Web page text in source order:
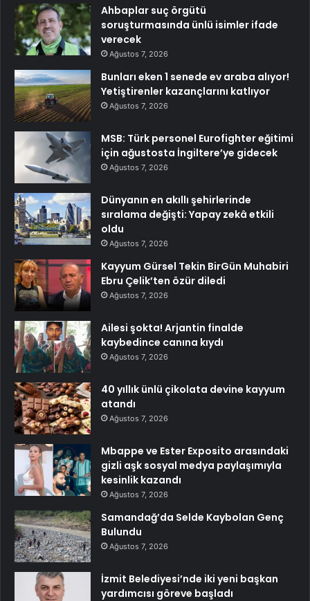
Ahbaplar suç örgütü
soruşturmasında ünlü isimler ifade
verecek
Ağustos 7, 2026
Bunları eken 1 senede ev araba alıyor!
Yetiştirenler kazançlarını katlıyor
Ağustos 7, 2026
MSB: Türk personel Eurofighter eğitimi
için ağustosta İngiltere’ye gidecek
Ağustos 7, 2026
Dünyanın en akıllı şehirlerinde
sıralama değişti: Yapay zekâ etkili
oldu
Ağustos 7, 2026
Kayyum Gürsel Tekin BirGün Muhabiri
Ebru Çelik’ten özür diledi
Ağustos 7, 2026
Ailesi şokta! Arjantin finalde
kaybedince canına kıydı
Ağustos 7, 2026
40 yıllık ünlü çikolata devine kayyum
atandı
Ağustos 7, 2026
Mbappe ve Ester Exposito arasındaki
gizli aşk sosyal medya paylaşımıyla
kesinlik kazandı
Ağustos 7, 2026
Samandağ’da Selde Kaybolan Genç
Bulundu
Ağustos 7, 2026
İzmit Belediyesi’nde iki yeni başkan
yardımcısı göreve başladı